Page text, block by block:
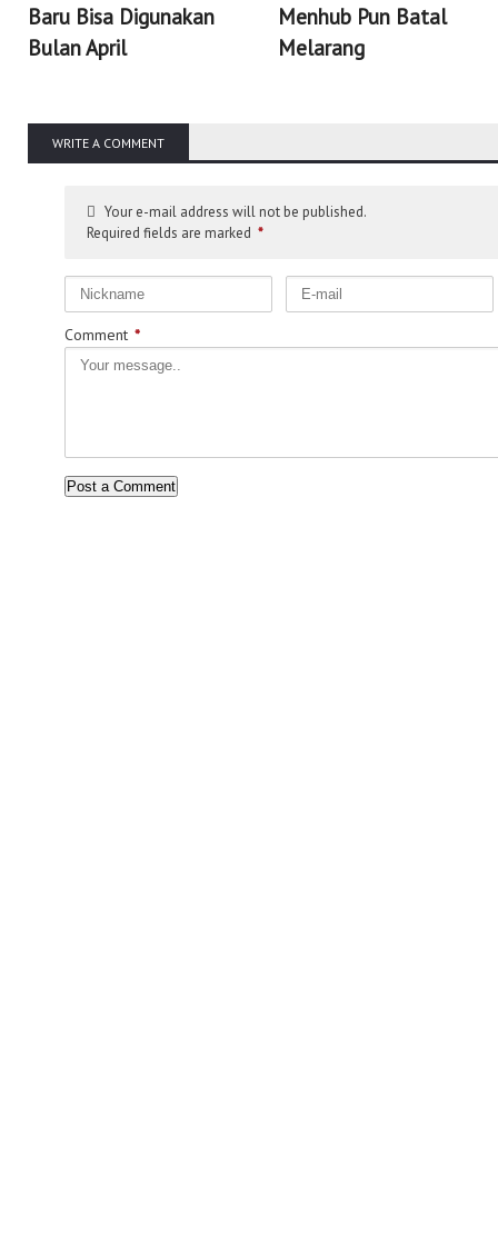
Baru Bisa Digunakan
Bulan April
Menhub Pun Batal
Melarang
WRITE A COMMENT
Your e-mail address will not be published.
Required fields are marked *
Comment *